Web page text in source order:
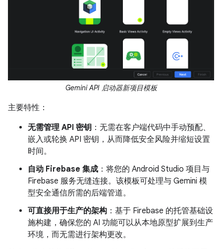
Gemini API 启动器新项目模板
主要特性：
无需管理 API 密钥 ：无需在客户端代码中手动预配、
嵌入或轮换 API 密钥，从而降低安全风险并缩短设置
时间。
自动 Firebase 集成 ：将您的 Android Studio 项目与
Firebase 服务无缝连接。该模板可处理与 Gemini 模
型安全通信所需的后端管道。
可直接用于生产的架构 ：基于 Firebase 的托管基础设
施构建，确保您的 AI 功能可以从本地原型扩展到生产
环境，而无需进行架构更改。